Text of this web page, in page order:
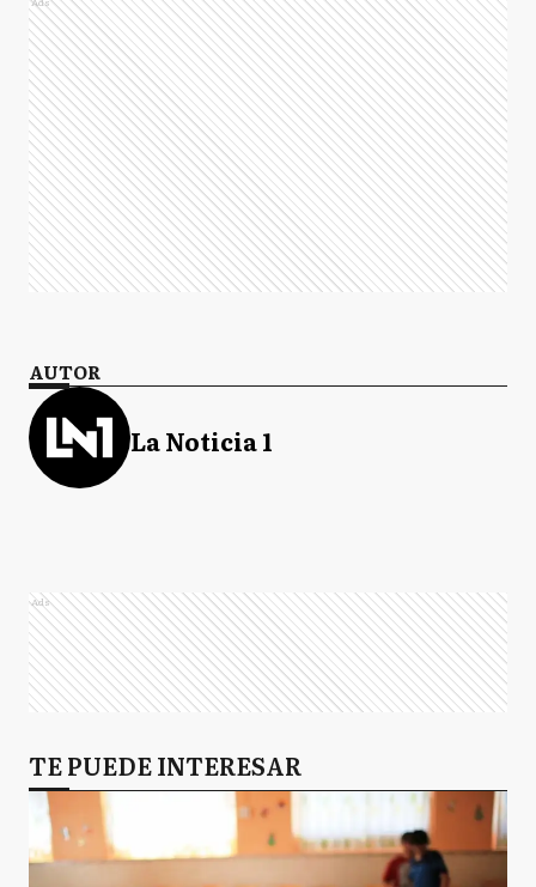
AUTOR
La Noticia 1
Ads
TE PUEDE INTERESAR